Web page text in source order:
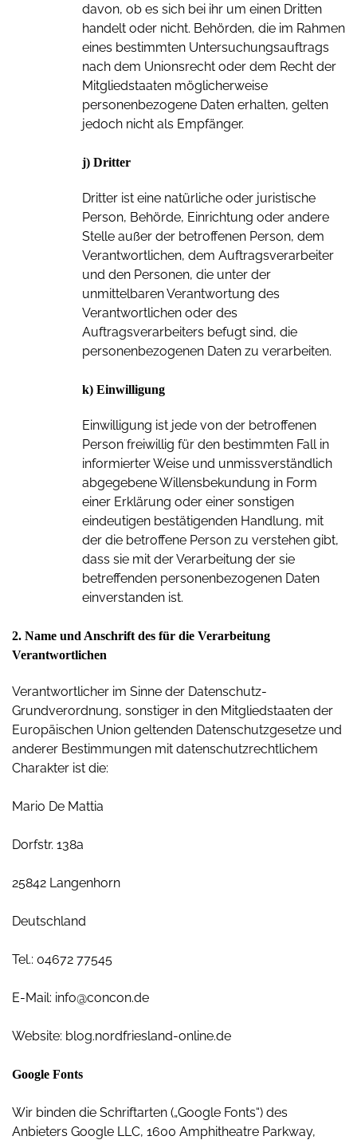
davon, ob es sich bei ihr um einen Dritten
handelt oder nicht. Behörden, die im Rahmen
eines bestimmten Untersuchungsauftrags
nach dem Unionsrecht oder dem Recht der
Mitgliedstaaten möglicherweise
personenbezogene Daten erhalten, gelten
jedoch nicht als Empfänger.
j) Dritter
Dritter ist eine natürliche oder juristische
Person, Behörde, Einrichtung oder andere
Stelle außer der betroffenen Person, dem
Verantwortlichen, dem Auftragsverarbeiter
und den Personen, die unter der
unmittelbaren Verantwortung des
Verantwortlichen oder des
Auftragsverarbeiters befugt sind, die
personenbezogenen Daten zu verarbeiten.
k) Einwilligung
Einwilligung ist jede von der betroffenen
Person freiwillig für den bestimmten Fall in
informierter Weise und unmissverständlich
abgegebene Willensbekundung in Form
einer Erklärung oder einer sonstigen
eindeutigen bestätigenden Handlung, mit
der die betroffene Person zu verstehen gibt,
dass sie mit der Verarbeitung der sie
betreffenden personenbezogenen Daten
einverstanden ist.
2. Name und Anschrift des für die Verarbeitung
Verantwortlichen
Verantwortlicher im Sinne der Datenschutz-
Grundverordnung, sonstiger in den Mitgliedstaaten der
Europäischen Union geltenden Datenschutzgesetze und
anderer Bestimmungen mit datenschutzrechtlichem
Charakter ist die:
Mario De Mattia
Dorfstr. 138a
25842 Langenhorn
Deutschland
Tel.: 04672 77545
E-Mail: info@concon.de
Website: blog.nordfriesland-online.de
Google Fonts
Wir binden die Schriftarten („Google Fonts“) des
Anbieters Google LLC, 1600 Amphitheatre Parkway,